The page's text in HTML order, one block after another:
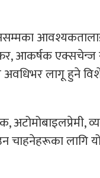
आकर्षक एक्सचेन्ज
लागू हुने
अटोमोबाइलप्रेमी,
चाहनेहरूका लागि